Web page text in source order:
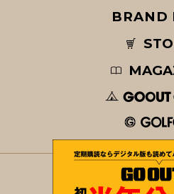
© COPYRIGHT 2026 GO OUT /
BRAND